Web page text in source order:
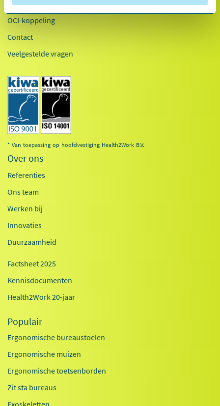
Inloggen
OCI-koppeling
Contact
Veelgestelde vragen
* Van toepassing op hoofdvestiging Health2Work B.V.
Over ons
Referenties
Ons team
Werken bij
Innovaties
Duurzaamheid
Factsheet 2025
Kennisdocumenten
Health2Work 20-jaar
Populair
Ergonomische bureaustoelen
Ergonomische muizen
Ergonomische toetsenborden
Zit sta bureaus
Exoskeletten